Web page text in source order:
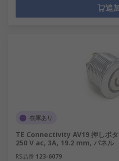
追
在庫あり
TE Connectivity AV19 押しボタ
250 V ac, 3A, 19.2 mm, パネル
RS品番 123-6079